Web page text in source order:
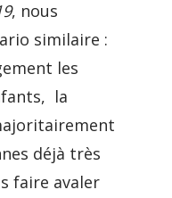
, nous
similaire :
les
la
déjà très
faire avaler